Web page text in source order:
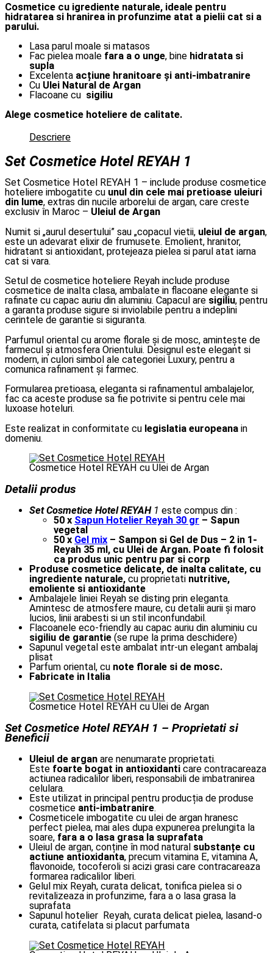
Cosmetice cu igrediente naturale, ideale pentru
hidratarea si hranirea in profunzime atat a pielii cat si a
parului.
Lasa parul moale si matasos
Fac pielea moale fara a o unge, bine hidratata si
supla
Excelenta acțiune hranitoare și anti-imbatranire
Cu Ulei Natural de Argan
Flacoane cu sigiliu
Alege cosmetice hoteliere de calitate.
Descriere
Set Cosmetice Hotel REYAH1
Set Cosmetice Hotel REYAH 1 – include produse cosmetice
hoteliere imbogatite cu unul din cele mai pretioase uleiuri
din lume, extras din nucile arborelui de argan, care creste
exclusiv în Maroc – Uleiul de Argan
Numit si „aurul desertului” sau „copacul vietii, uleiul de argan,
este un adevarat elixir de frumusete. Emolient, hranitor,
hidratant si antioxidant, protejeaza pielea si parul atat iarna
cat si vara.
Setul de cosmetice hoteliere Reyah include produse
cosmetice de inalta clasa, ambalate in flacoane elegante si
rafinate cu capac auriu din aluminiu. Capacul are sigiliu, pentru
a garanta produse sigure si inviolabile pentru a indeplini
cerintele de garantie si siguranta.
Parfumul oriental cu arome florale și de mosc, amintește de
farmecul și atmosfera Orientului. Designul este elegant si
modern, in culori simbol ale categoriei Luxury, pentru a
comunica rafinament și farmec.
Formularea pretioasa, eleganta si rafinamentul ambalajelor,
fac ca aceste produse sa fie potrivite si pentru cele mai
luxoase hoteluri.
Este realizat in conformitate cu legislatia europeana in
domeniu.
Cosmetice Hotel REYAH cu Ulei de Argan
Detalii produs
Set Cosmetice Hotel REYAH1 este compus din :
50 x Sapun Hotelier Reyah 30 gr – Sapun
vegetal
50 x Gel mix – Sampon si Gel de Dus – 2 in 1-
Reyah 35 ml, cu Ulei de Argan. Poate fi folosit
ca produs unic pentru par si corp
Produse cosmetice delicate, de inalta calitate, cu
ingrediente naturale, cu proprietati nutritive,
emoliente si antioxidante
Ambalajele liniei Reyah se disting prin eleganta.
Amintesc de atmosfere maure, cu detalii aurii și maro
lucios, linii arabesti si un stil inconfundabil.
Flacoanele eco-friendly au capac auriu din aluminiu cu
sigiliu de garantie (se rupe la prima deschidere)
Sapunul vegetal este ambalat intr-un elegant ambalaj
plisat
Parfum oriental, cu note florale si de mosc.
Fabricate in Italia
Cosmetice Hotel REYAH cu Ulei de Argan
Set Cosmetice Hotel REYAH 1 – Proprietati si
Beneficii
Uleiul de argan are nenumarate proprietati.
Este foarte bogat in antioxidanti care contracareaza
actiunea radicalilor liberi, responsabili de imbatranirea
celulara.
Este utilizat in principal pentru producția de produse
cosmetice anti-imbatranire.
Cosmeticele imbogatite cu ulei de argan hranesc
perfect pielea, mai ales dupa expunerea prelungita la
soare, fara a o lasa grasa la suprafata
Uleiul de argan, conține în mod natural substanțe cu
actiune antioxidanta, precum vitamina E, vitamina A,
flavonoide, tocoferoli si acizi grasi care contracareaza
formarea radicalilor liberi.
Gelul mix Reyah, curata delicat, tonifica pielea si o
revitalizeaza in profunzime, fara a o lasa grasa la
suprafata
Sapunul hotelier Reyah, curata delicat pielea, lasand-o
curata, catifelata si placut parfumata